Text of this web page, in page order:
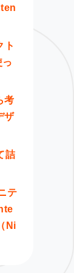
ト
考
ザ
詰
テ
Ni